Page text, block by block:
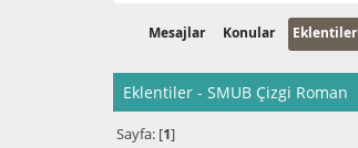
Mesajlar Konular Eklentiler
Eklentiler - SMUB Çizgi Roman
Sayfa: [1]